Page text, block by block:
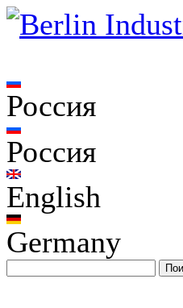
Россия
Россия
English
Germany